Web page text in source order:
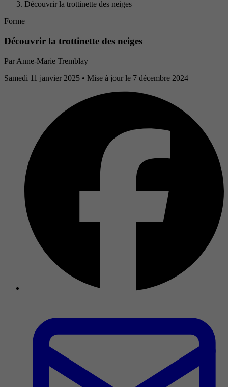
Découvrir la trottinette des neiges
Forme
Découvrir la trottinette des neiges
Par Anne-Marie Tremblay
Samedi 11 janvier 2025 • Mise à jour le 7 décembre 2024